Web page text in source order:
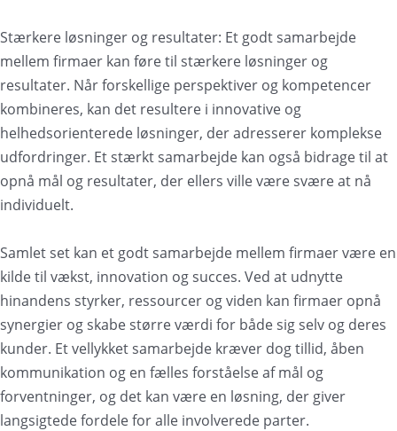
Stærkere løsninger og resultater: Et godt samarbejde
mellem firmaer kan føre til stærkere løsninger og
resultater. Når forskellige perspektiver og kompetencer
kombineres, kan det resultere i innovative og
helhedsorienterede løsninger, der adresserer komplekse
udfordringer. Et stærkt samarbejde kan også bidrage til at
opnå mål og resultater, der ellers ville være svære at nå
individuelt.
Samlet set kan et godt samarbejde mellem firmaer være en
kilde til vækst, innovation og succes. Ved at udnytte
hinandens styrker, ressourcer og viden kan firmaer opnå
synergier og skabe større værdi for både sig selv og deres
kunder. Et vellykket samarbejde kræver dog tillid, åben
kommunikation og en fælles forståelse af mål og
forventninger, og det kan være en løsning, der giver
langsigtede fordele for alle involverede parter.